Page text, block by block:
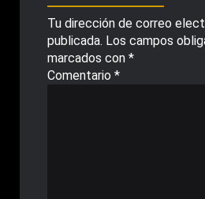
Tu dirección de correo
publicada. Los campos
marcados con *
Comentario *